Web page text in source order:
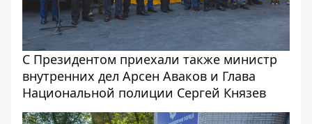
С Президентом приехали также министр
внутренних дел Арсен Аваков и Глава
Национальной полиции Сергей Князев